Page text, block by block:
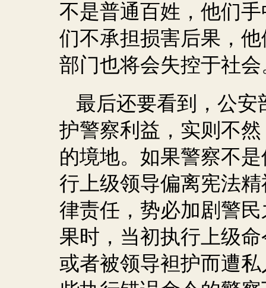
不是普通百姓，他们
们不承担损害后果，
部门也将会失控于社会
最后还要看到，公
护警察利益，实则不
的境地。如果警察不
行上级领导偏离宪法
律责任，势必加剧警
果时，当初执行上级
或者被领导袒护而遭